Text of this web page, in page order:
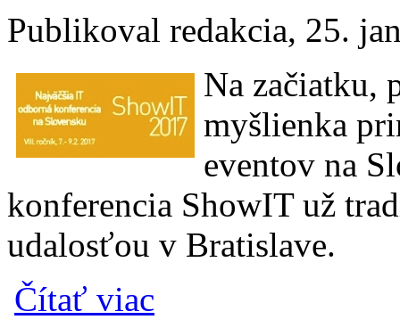
Publikoval redakcia, 25.
Na začiatku,
myšlienka
eventov na
konferencia ShowIT už
udalosťou v Bratislave.
Čítať viac